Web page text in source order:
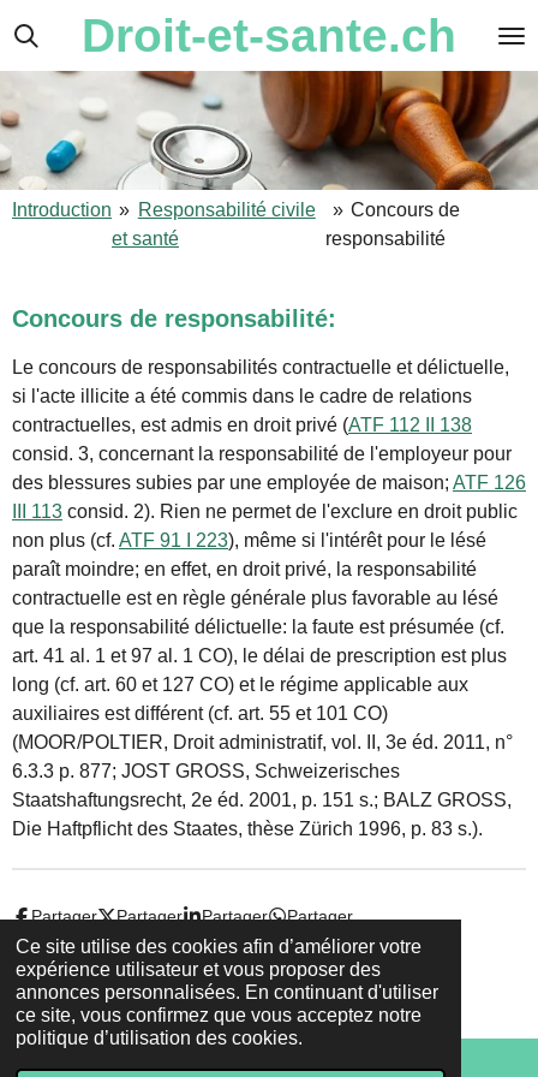
Ce site utilise des cookies afin d’améliorer votre
expérience utilisateur et vous proposer des
annonces personnalisées. En continuant d'utiliser
ce site, vous confirmez que vous acceptez notre
politique d’utilisation des cookies.
Passer
contenu
principal
Droit-et-sante.ch
Introduction » Responsabilité civile
et santé
» Concours de
responsabilité
Concours de responsabilité:
Le concours de responsabilités contractuelle etdélictuelle,
si l'acte illicite a été commis dans le cadre de relations
contractuelles, est admis en droit privé (ATF 112 II 138
consid. 3, concernant la responsabilité de l'employeur pour
des blessures subies par une employée de maison; ATF 126
III 113 consid. 2). Rien ne permet de l'exclure en droit public
non plus (cf. ATF 91 I 223), même si l'intérêt pour le lésé
paraît moindre; en effet, en droit privé, la responsabilité
contractuelle est en règle générale plus favorable au lésé
que la responsabilité délictuelle: la faute est présumée (cf.
art. 41 al. 1 et 97 al. 1 CO), le délai de prescription est plus
long (cf. art. 60 et 127 CO) et le régime applicable aux
auxiliaires est différent (cf. art. 55 et 101 CO)
(MOOR/POLTIER, Droit administratif, vol. II, 3e éd. 2011, n°
6.3.3 p. 877; JOST GROSS, Schweizerisches
Staatshaftungsrecht, 2e éd. 2001, p. 151 s.; BALZ GROSS,
Die Haftpflicht des Staates, thèse Zürich 1996, p. 83 s.).
Partager Partager Partager Partager
© 2022 - 2026 Droit-et-sante.ch
Propulsé par Webador